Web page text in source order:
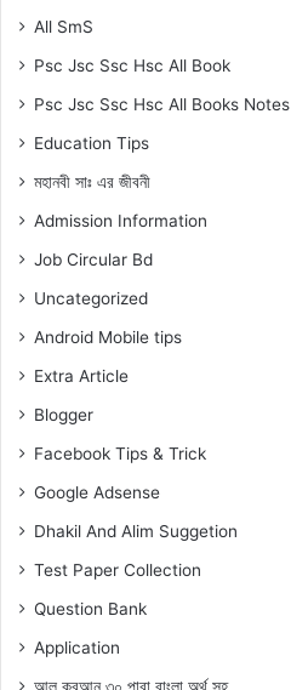
All SmS
Psc Jsc Ssc Hsc All Book
Psc Jsc Ssc Hsc All Books Notes
Education Tips
মহানবী সাঃ এর জীবনী
Admission Information
Job Circular Bd
Uncategorized
Android Mobile tips
Extra Article
Blogger
Facebook Tips & Trick
Google Adsense
Dhakil And Alim Suggetion
Test Paper Collection
Question Bank
Application